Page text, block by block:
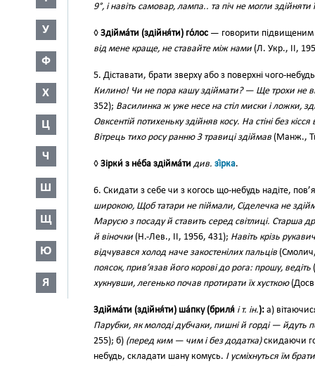
У
Ф
Х
Ц
Ч
Ш
Щ
Ю
Я
9°, і навіть самовар, лампа.. та піч не могли здійняти
◊ Здійма́ти (здійня́ти) го́лос — говорити
від мене краще, не ставайте між нами (Л. Укр., II,
5. Діставати, брати зверху або з поверхні чого-
Килино! Чи не пора кашу здіймати? — Ще трохи не
352); Василинка ж уже несе на стіл миски і ложки,
Овксентій потихеньку здійняв косу. На стіні без кісся
Вітрець тихо росу ранню З травиці здіймав (Манж.,
◊ Зірки́ з не́ба здійма́ти див. зі́рка.
6. Скидати з себе чи з когось що-небудь надіте,
широкою, Щоб татари не піймали, Сіделечка не
Марусю з посаду й ставить серед світлиці. Старша
й віночки (Н.-Лев., II, 1956, 431); Навіть крізь
відчувався холод наче закостенілих пальців
поясок, прив’язав його корові до рога: прошу, ведіть
хукнувши, легенько почав протирати їх хусткою
Здійма́ти (здійня́ти) ша́пку (бриля́ і т. ін.): а)
Парубки, як молоді дубчаки, пишні й горді — йдуть
255); б) (перед ким — чим і без додатка)скидаючи
небудь, складати шану комусь. І усміхнуться їм